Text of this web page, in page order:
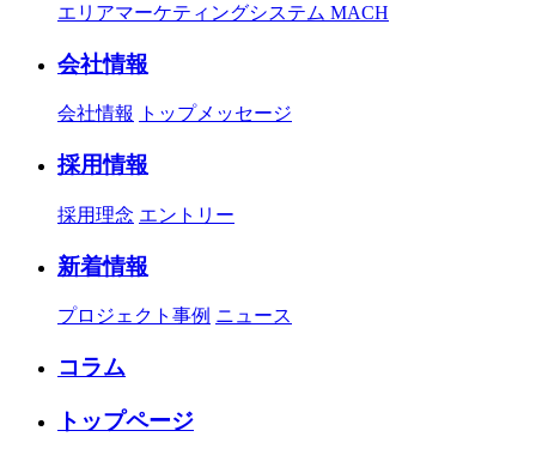
エリアマーケティングシステム MACH
会社情報
会社情報 トップメッセージ
採用情報
採用理念 エントリー
新着情報
プロジェクト事例 ニュース
コラム
トップページ